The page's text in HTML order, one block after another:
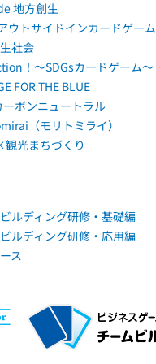
地方創生
ウトサイドインカードゲーム
社会
！～SDGsカードゲーム～
FOR THE BLUE
ボンニュートラル
（モリトミライ）
光まちづくり
ルディング研修・基礎編
ルディング研修・応用編
ス